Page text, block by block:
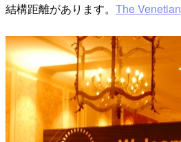
結構距離があります。 The Venetian